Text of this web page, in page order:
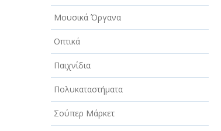
Μουσικά Όργανα
Οπτικά
Παιχνίδια
Πολυκαταστήματα
Σούπερ Μάρκετ